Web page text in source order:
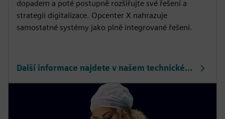
dopadem a poté postupně rozšiřujte své řešení a
strategii digitalizace. Opcenter X nahrazuje
samostatné systémy jako plně integrované řešení.
Další informace najdete v našem technickém dokumentu